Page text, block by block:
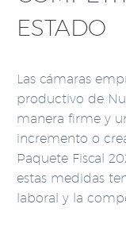
ESTADO
Las cámaras
productivo de
manera firme y
incremento o
Paquete Fiscal
estas medidas
laboral y la